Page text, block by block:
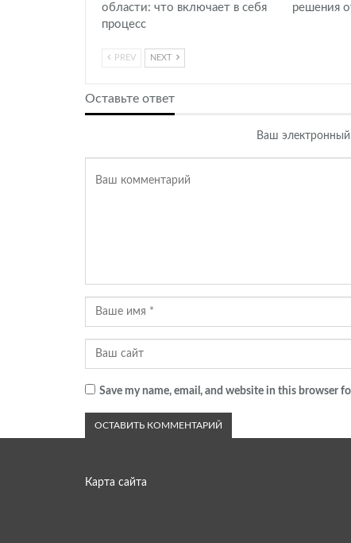
области: что включает в себя
процесс
решения
PREV NEXT
Оставьте ответ
Ваш электронный
Save my name, email, and website in this browser
Карта сайта